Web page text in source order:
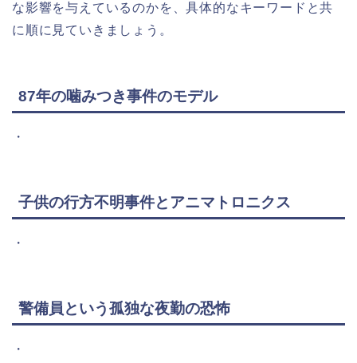
な影響を与えているのかを、具体的なキーワードと共
に順に見ていきましょう。
87年の噛みつき事件のモデル
・
子供の行方不明事件とアニマトロニクス
・
警備員という孤独な夜勤の恐怖
・